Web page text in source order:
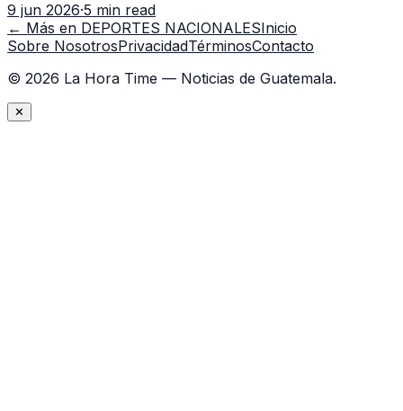
9 jun 2026·5 min read
← Más en DEPORTES NACIONALESInicio
Sobre NosotrosPrivacidadTérminosContacto
© 2026 La Hora Time — Noticias de Guatemala.